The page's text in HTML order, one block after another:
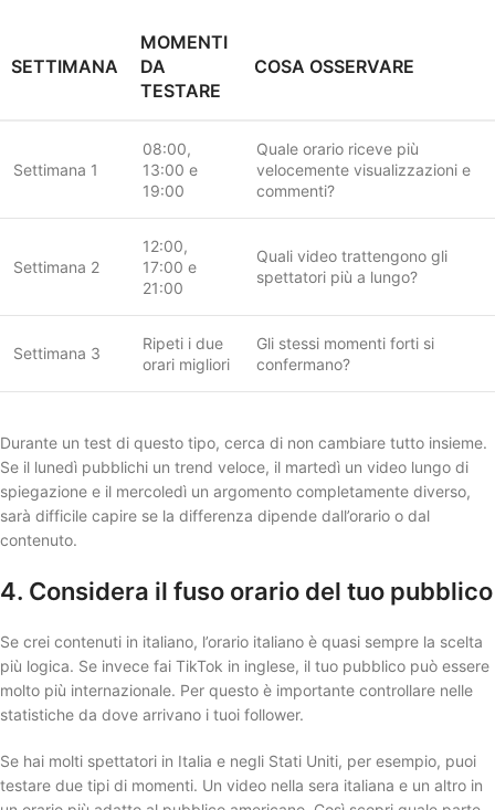
SETTIMANA
MOMENTI
DA
TESTARE
COSA OSSERVARE
Settimana 1
08:00,
13:00 e
19:00
Quale orario riceve più
velocemente visualizzazioni e
commenti?
Settimana 2
12:00,
17:00 e
21:00
Quali video trattengono gli
spettatori più a lungo?
Settimana 3
Ripeti i due
orari migliori
Gli stessi momenti forti si
confermano?
Durante un test di questo tipo, cerca di non cambiare tutto insieme.
Se il lunedì pubblichi un trend veloce, il martedì un video lungo di
spiegazione e il mercoledì un argomento completamente diverso,
sarà difficile capire se la differenza dipende dall’orario o dal
contenuto.
4. Considera il fuso orario del tuo pubblico
Se crei contenuti in italiano, l’orario italiano è quasi sempre la scelta
più logica. Se invece fai TikTok in inglese, il tuo pubblico può essere
molto più internazionale. Per questo è importante controllare nelle
statistiche da dove arrivano i tuoi follower.
Se hai molti spettatori in Italia e negli Stati Uniti, per esempio, puoi
testare due tipi di momenti. Un video nella sera italiana e un altro in